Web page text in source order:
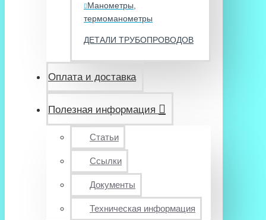
Манометры,
термоманометры
ДЕТАЛИ ТРУБОПРОВОДОВ
Оплата и доставка
Полезная информация
Статьи
Ссылки
Документы
Техническая информация